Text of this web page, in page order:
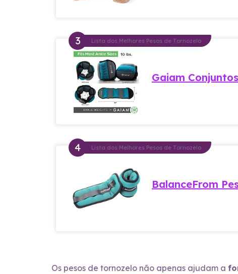
Lista dos Melhores Pesos de Tornozelo
Gaiam
Lista dos Melhores Pesos de Tornozelo
BalanceFrom
Os pesos de tornozelo não apenas ajudam a